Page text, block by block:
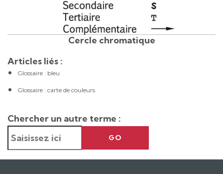
Cercle chromatique
Articles liés :
Glossaire : bleu
Glossaire : carte de couleurs
Chercher un autre terme :
GO